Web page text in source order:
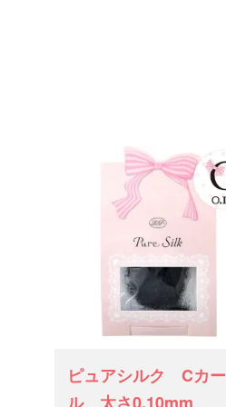
ピュアシルク Cカー
ル 太さ0.10mm